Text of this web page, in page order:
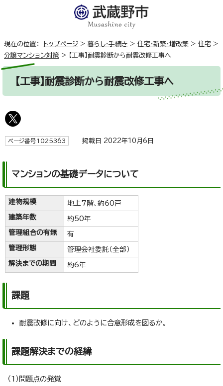
現在の位置： トップページ > 暮らし・手続き > 住宅・新築・増改築 > 住宅 >
分譲マンション対策 > 【工事】耐震診断から耐震改修工事へ
【工事】耐震診断から耐震改修工事へ
ページ番号1025363 掲載日 2022年10月6日
マンションの基礎データについて
建物規模
地上7階、約60戸
建築年数
約50年
管理組合の有無
有
管理形態
管理会社委託（全部）
解決までの期間
約6年
課題
耐震改修に向け、どのように合意形成を図るか。
課題解決までの経緯
（1）問題点の発覚